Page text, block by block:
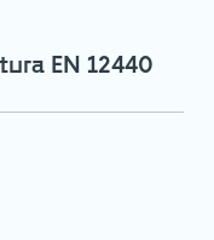
EN 12440